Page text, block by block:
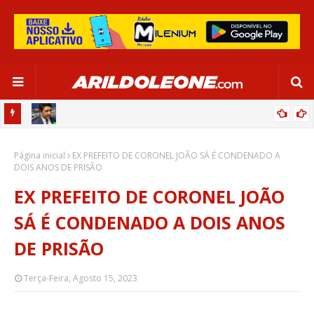
“SATISFAÇÃO MUITO GRANDE”
Página inicial
EX PREFEITO DE CORONEL JOÃO SÁ É CONDENADO A
DOIS ANOS DE PRISÃO
EX PREFEITO DE CORONEL JOÃO
SÁ É CONDENADO A DOIS ANOS
DE PRISÃO
Terça-Feira, Agosto 15, 2023